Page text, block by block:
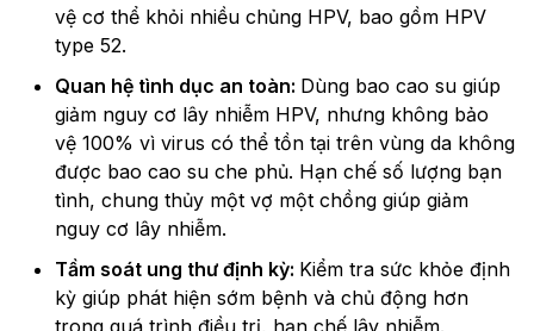
vệ cơ thể khỏi nhiều chủng HPV, bao gồm HPV
type 52.
Quan hệ tình dục an toàn: Dùng bao cao su giúp
giảm nguy cơ lây nhiễm HPV, nhưng không bảo
vệ 100% vì virus có thể tồn tại trên vùng da không
được bao cao su che phủ. Hạn chế số lượng bạn
tình, chung thủy một vợ một chồng giúp giảm
nguy cơ lây nhiễm.
Tầm soát ung thư định kỳ: Kiểm tra sức khỏe định
kỳ giúp phát hiện sớm bệnh và chủ động hơn